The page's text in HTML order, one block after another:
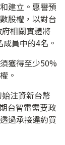
建立。惠譽預
股權，以對台
相關實體將
員中的4名。
獲得至少50%
。
注資新台幣
台智電需要政
過承接違約買